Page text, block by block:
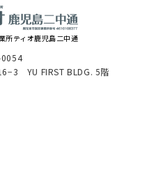
所ティオ鹿児島二中通
0054
YU FIRST BLDG. 5階